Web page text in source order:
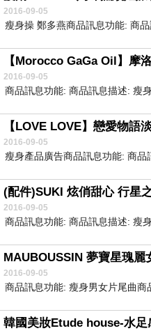
2016-09-05
瘦身操 鄭多燕商品訊息功能: 商品
2016-09-05
商品訊息功能: 商品訊息描述: 瘦身
【LOVE LOVE】戀愛物語
2016-09-05
瘦身產品廣告商品訊息功能: 商品
2016-09-05
商品訊息功能: 商品訊息描述: 瘦
MAUBOUSSIN 夢寶星瑰麗
2016-09-05
商品訊息功能: 瘦身男女片尾曲商
韓國美妝Etude house-水